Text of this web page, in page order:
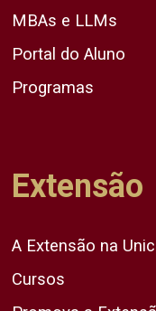
MBAs e LLMs
Portal do Aluno
Programas
Extensão
A Extensão na
Cursos